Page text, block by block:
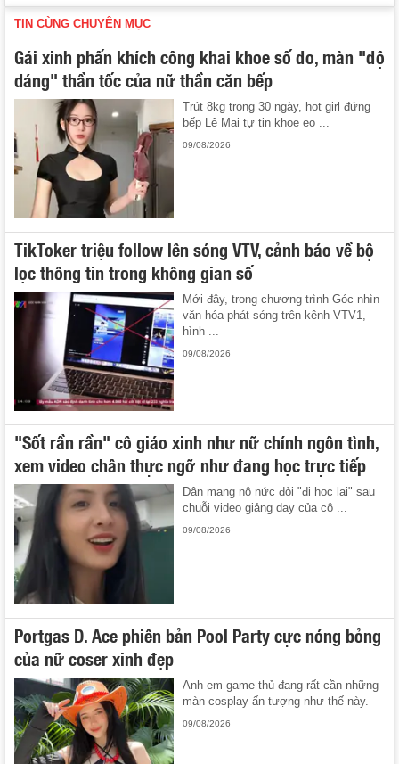
TIN CÙNG CHUYÊN MỤC
Gái xinh phấn khích công khai khoe số đo, màn "độ
dáng" thần tốc của nữ thần căn bếp
Trút 8kg trong 30 ngày, hot girl đứng
bếp Lê Mai tự tin khoe eo ...
09/08/2026
TikToker triệu follow lên sóng VTV, cảnh báo về bộ
lọc thông tin trong không gian số
Mới đây, trong chương trình Góc nhìn
văn hóa phát sóng trên kênh VTV1,
hình ...
09/08/2026
"Sốt rần rần" cô giáo xinh như nữ chính ngôn tình,
xem video chân thực ngỡ như đang học trực tiếp
Dân mạng nô nức đòi "đi học lại" sau
chuỗi video giảng dạy của cô ...
09/08/2026
Portgas D. Ace phiên bản Pool Party cực nóng bỏng
của nữ coser xinh đẹp
Anh em game thủ đang rất cần những
màn cosplay ấn tượng như thế này.
09/08/2026